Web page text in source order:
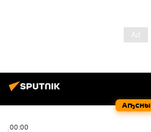
Аҧсны
00:00